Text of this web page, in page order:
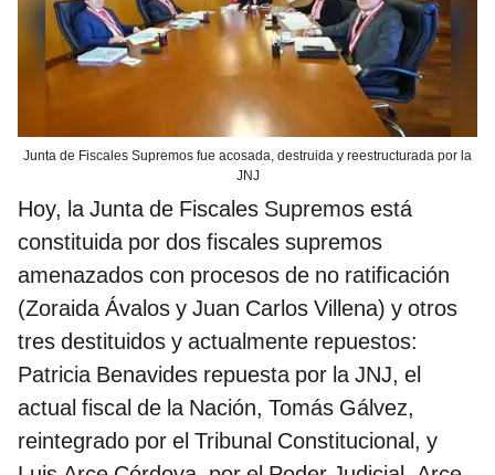
Junta de Fiscales Supremos fue acosada, destruida y reestructurada por la
JNJ
Hoy, la Junta de Fiscales Supremos está
constituida por dos fiscales supremos
amenazados con procesos de no ratificación
(Zoraida Ávalos y Juan Carlos Villena) y otros
tres destituidos y actualmente repuestos:
Patricia Benavides repuesta por la JNJ, el
actual fiscal de la Nación, Tomás Gálvez,
reintegrado por el Tribunal Constitucional, y